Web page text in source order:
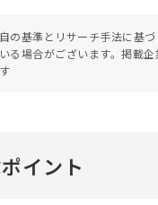
の基準とリサーチ手法に基
る場合がございます。掲載
イント